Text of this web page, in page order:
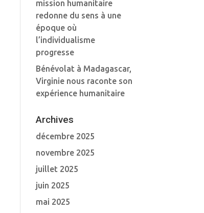
mission humanitaire
redonne du sens à une
époque où
l’individualisme
progresse
Bénévolat à Madagascar,
Virginie nous raconte son
expérience humanitaire
Archives
décembre 2025
novembre 2025
juillet 2025
juin 2025
mai 2025